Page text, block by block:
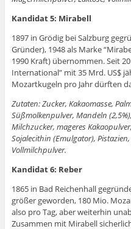
Kandidat 5: Mirabell
1897 in Grödig bei Salzburg
Gründer), 1948 als Marke
1990 Kraft) übernommen. Seit
International” mit 35 Mrd. US$
Mozartkugeln pro Jahr dürften
Zutaten: Zucker, Kakaomasse,
Süßmolkenpulver, Mandeln
Milchzucker, mageres
Sojalecithin (Emulgator),
Vollmilchpulver.
Kandidat 6: Reber
1865 in Bad Reichenhall
größer geworden, 180 Mio.
also pro Tag, aber weiterhin
Zusammen mit Mirabell